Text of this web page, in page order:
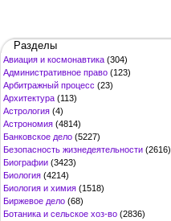
Разделы
Авиация и космонавтика (304)
Административное право (123)
Арбитражный процесс (23)
Архитектура (113)
Астрология (4)
Астрономия (4814)
Банковское дело (5227)
Безопасность жизнедеятельности (2616)
Биографии (3423)
Биология (4214)
Биология и химия (1518)
Биржевое дело (68)
Ботаника и сельское хоз-во (2836)